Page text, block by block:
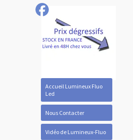
Accueil Lumineux Fluo
Led
Nous Contacter
Vidéo de Lumineux-Fluo